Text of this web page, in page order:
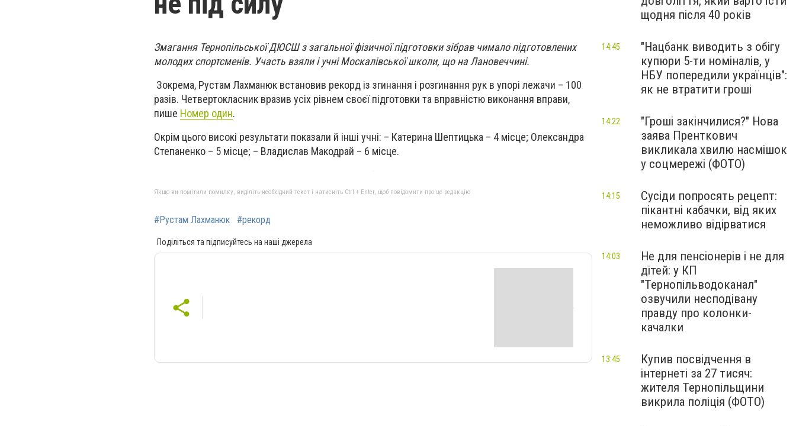
Змагання Тернопільської ДЮСШ з загальної фізичної підготовки зібрав чимало підготовлених
молодих спортсменів. Участь взяли і учні Москалівської школи, що на Лановеччині.
Зокрема, Рустам Лахманюк встановив рекорд із згинання і розгинання рук в упорі лежачи – 100
разів. Четвертокласник вразив усіх рівнем своєї підготовки та вправністю виконання вправи,
пише Номер один.
Окрім цього високі результати показали й інші учні: – Катерина Шептицька – 4 місце; Олександра
Степаненко – 5 місце; – Владислав Макодрай – 6 місце.
Якщо ви помітили помилку, виділіть необхідний текст і натисніть Ctrl + Enter, щоб повідомити про це редакцію
#Рустам Лахманюк #рекорд
Поділіться та підписуйтесь на наші джерела
щодня після 40 років
"Нацбанк виводить з обігу
купюри 5-ти номіналів, у
НБУ попередили українців":
як не втратити гроші
14:45
"Гроші закінчилися?" Нова
заява Пренткович
викликала хвилю насмішок
у соцмережі (ФОТО)
14:22
Сусіди попросять рецепт:
пікантні кабачки, від яких
неможливо відірватися
14:15
Не для пенсіонерів і не для
дітей: у КП
"Тернопільводоканал"
озвучили несподівану
правду про колонки-
качалки
14:03
Купив посвідчення в
інтернеті за 27 тисяч:
жителя Тернопільщини
викрила поліція (ФОТО)
13:45